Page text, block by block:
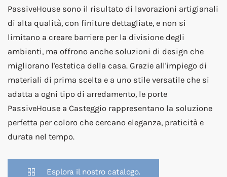
PassiveHouse sono il risultato di lavorazioni artigianali
di alta qualità, con finiture dettagliate, e non si
limitano a creare barriere per la divisione degli
ambienti, ma offrono anche soluzioni di design che
migliorano l'estetica della casa. Grazie all'impiego di
materiali di prima scelta e a uno stile versatile che si
adatta a ogni tipo di arredamento, le porte
PassiveHouse a Casteggio rappresentano la soluzione
perfetta per coloro che cercano eleganza, praticità e
durata nel tempo.
Esplora il nostro catalogo.